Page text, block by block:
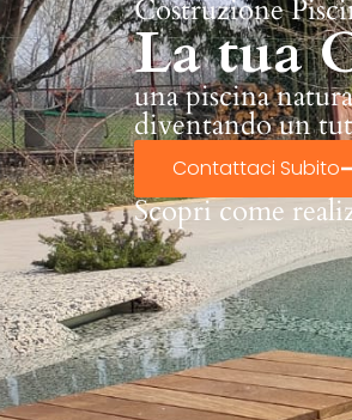
Costruzione
La tua
una piscina
diventando un
Contattaci Subito
Scopri come